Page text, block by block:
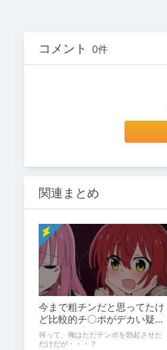
コメント 0件
関連まとめ
今まで粗チンだと思ってたけ
ど比較的チ〇ポがデカい疑惑
が出てきたので身体測定を実
施する
何って、俺はただチンポを勃起させた
だけだが・・・？